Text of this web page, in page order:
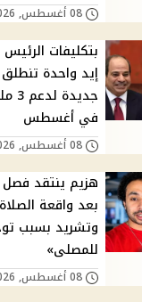
08 أغسطس, 2026 06:07 م
بتكليفات
إيد واحدة
في أغسطس
08 أغسطس, 2026 05:36 م
هزيم ينتقد فصل
بعد واقعة
وتشريد بسبب
للمصلى»
08 أغسطس, 2026 05:29 م